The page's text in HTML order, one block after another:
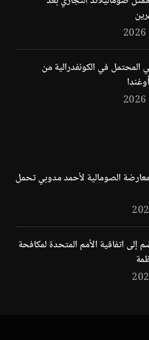
المحتمل في الكونفدرالية من
الصومالية لأحمد مدوبي تحمل
إلى اتفاقية الأمم المتحدة لمكافحة